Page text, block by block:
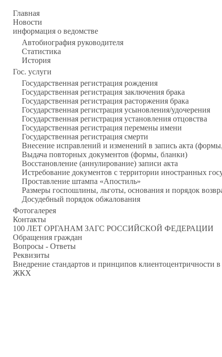
Главная
Новости
информация о ведомстве
Автобиография руководителя
Статистика
История
Гос. услуги
Государственная регистрация рождения
Государственная регистрация заключения брака
Государственная регистрация расторжения брака
Государственная регистрация усыновления/удочерения
Государственная регистрация установления отцовства
Государственная регистрация перемены имени
Государственная регистрация смерти
Внесение исправлений и изменений в запись акта
Выдача повторных документов (формы, бланки)
Восстановление (аннулирование) записи акта
Истребование документов с территории иностранных
Проставление штампа «Апостиль»
Размеры госпошлины, льготы, основания и порядок
Досудебный порядок обжалования
Фотогалерея
Контакты
100 ЛЕТ ОРГАНАМ ЗАГС РОССИЙСКОЙ ФЕДЕРАЦИИ
Обращения граждан
Вопросы - Ответы
Реквизиты
Внедрение стандартов и принципов
ЖКХ